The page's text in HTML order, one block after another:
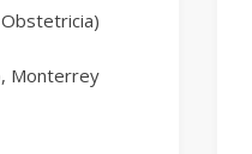
Monterrey